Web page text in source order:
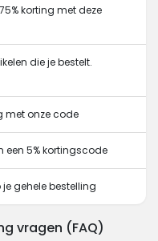
korting met deze
die je bestelt.
met onze code
een 5% kortingscode
gehele bestelling
vragen (FAQ)